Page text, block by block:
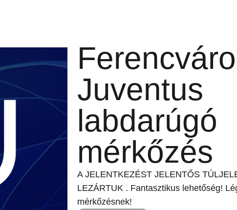
Juventus
labdarúgó
mérkőzés
A JELENTKEZÉST JELENTŐS
LEZÁRTUK . Fantasztikus lehetőség!
mérkőzésnek!